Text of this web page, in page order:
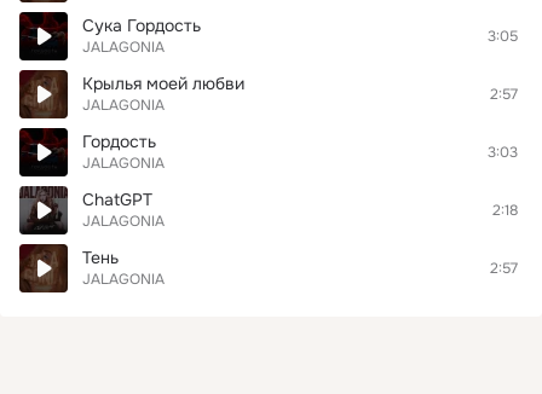
Сука Гордость
JALAGONIA
3:05
Крылья моей любви
JALAGONIA
2:57
Гордость
JALAGONIA
3:03
ChatGPT
JALAGONIA
2:18
Тень
JALAGONIA
2:57